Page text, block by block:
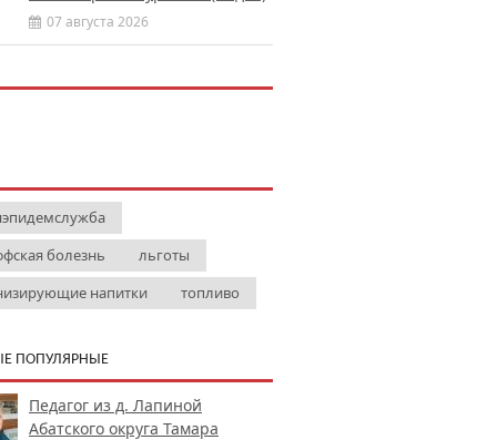
07 августа 2026
болезнь
льготы
напитки
топливо
ПОПУЛЯРНЫЕ
Педагог из д. Лапиной
Абатского округа Тамара